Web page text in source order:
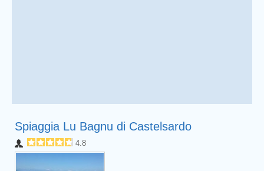
Spiaggia Lu Bagnu di Castelsardo
4.8